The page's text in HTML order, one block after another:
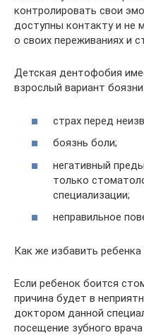
контролировать свои
доступны контакту и не
о своих переживаниях и
Детская дентофобия
взрослый вариант боязни:
страх перед
боязнь боли;
негативный
только
специализации;
неправильное
Как же избавить ребенка
Если ребенок боится
причина будет в
доктором данной
посещение зубного